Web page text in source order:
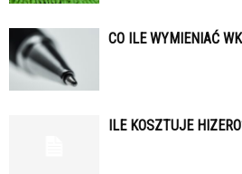
CO ILE WYMIENIAĆ
ILE KOSZTUJE